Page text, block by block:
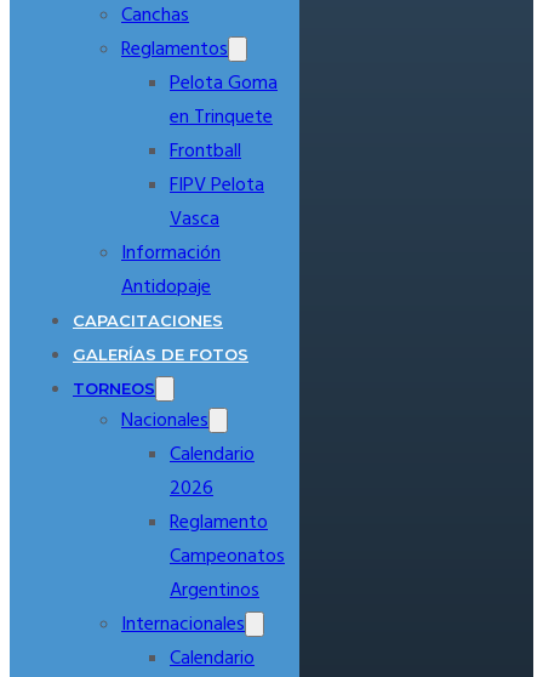
Canchas
Reglamentos
Pelota Goma
en Trinquete
Frontball
FIPV Pelota
Vasca
Información
Antidopaje
CAPACITACIONES
GALERÍAS DE FOTOS
TORNEOS
Nacionales
Calendario
2026
Reglamento
Campeonatos
Argentinos
Internacionales
Calendario